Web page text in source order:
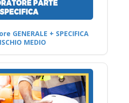
GENERALE + SPECIFICA
MEDIO